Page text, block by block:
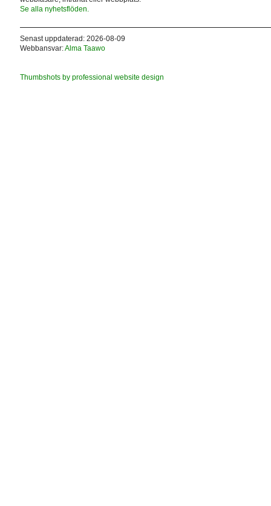
Se alla nyhetsflöden.
Senast uppdaterad: 2026-08-09
Webbansvar:Alma Taawo
Thumbshots by professional website design